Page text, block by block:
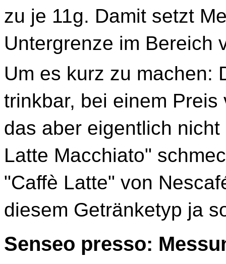
zu je 11g. Damit setzt
Untergrenze im Bereich
Um es kurz zu machen:
trinkbar, bei einem
das aber eigentlich
Latte Macchiato"
"Caffè Latte" von
diesem Getränketyp ja
Senseo presso: